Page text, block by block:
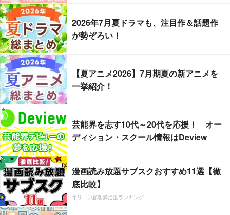
2026年7月夏ドラマも、注目作＆話題作
が勢ぞろい！
【夏アニメ2026】7月期夏の新アニメを
一挙紹介！
芸能界を志す10代～20代を応援！ オー
ディション・スクール情報はDeview
漫画読み放題サブスクおすすめ11選【徹
底比較】
オリコン顧客満足度ランキング